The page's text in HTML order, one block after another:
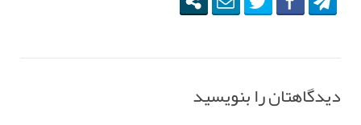
دیدگاهتان را بنویسید